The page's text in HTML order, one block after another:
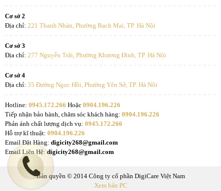
Cơ sở 2
Địa chỉ: 221 Thanh Nhàn, Phường Bạch Mai, TP. Hà Nội
Cơ sở 3
Địa chỉ: 277 Nguyễn Trãi, Phường Khương Đình, TP. Hà Nội
Cơ sở 4
Địa chỉ: 35 Đường Ngọc Hồi, Phường Yên Sở, TP. Hà Nội
Hotline: 0945.172.266 Hoặc 0904.196.226
Tiếp nhận bảo hành, chăm sóc khách hàng: 0904.196.226
Phản ánh chất lượng dịch vụ: 0945.172.266
Hỗ trợ kĩ thuật: 0904.196.226
Email Đặt Hàng: digicity268@gmail.com
Email Liên Hệ:digicity268@gmail.com
Bản quyền © 2014 Công ty cổ phần DigiCare Việt Nam
Xem bản PC